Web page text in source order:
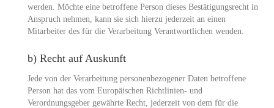
werden. Möchte eine betroffene Person dieses Bestätigungsrecht in
Anspruch nehmen, kann sie sich hierzu jederzeit an einen
Mitarbeiter des für die Verarbeitung Verantwortlichen wenden.
b) Recht auf Auskunft
Jede von der Verarbeitung personenbezogener Daten betroffene
Person hat das vom Europäischen Richtlinien- und
Verordnungsgeber gewährte Recht, jederzeit von dem für die